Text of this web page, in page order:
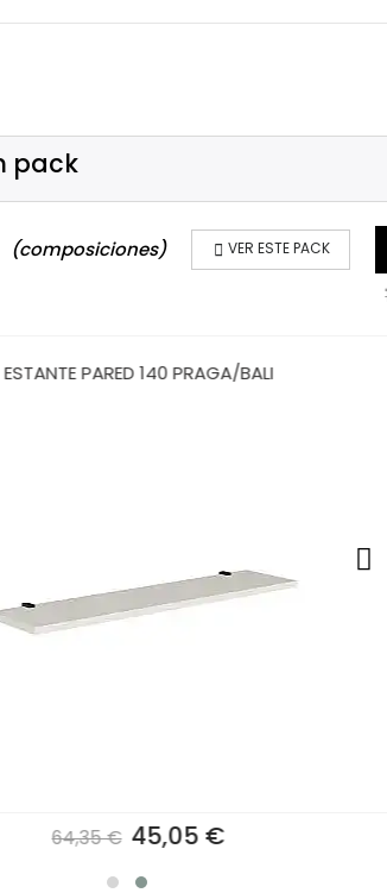
pack
(composiciones)  VER ESTE PACK
ESTANTE PARED 140 PRAGA/BALI
64,35 € 45,05 €